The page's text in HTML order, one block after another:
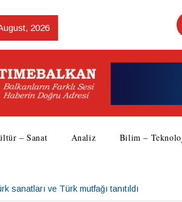
2026
– Sanat Analiz Bilim –
sanatları ve Türk mutfağı tanıtıldı